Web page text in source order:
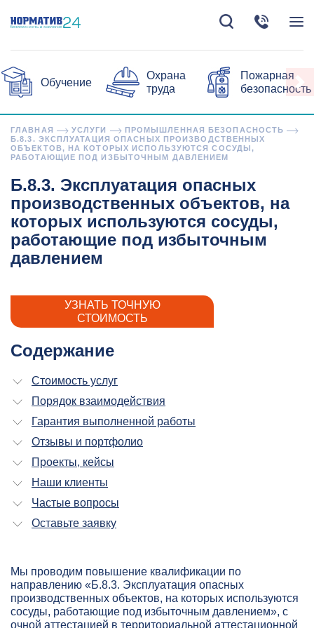
Обучение
Охрана
труда
Пожарная
безопасность
ГЛАВНАЯ УСЛУГИ
ПРОМЫШЛЕННАЯ БЕЗОПАСНОСТЬ
Б.8.3. ЭКСПЛУАТАЦИЯ ОПАСНЫХ ПРОИЗВОДСТВЕННЫХ
ОБЪЕКТОВ, НА КОТОРЫХ ИСПОЛЬЗУЮТСЯ СОСУДЫ,
РАБОТАЮЩИЕ ПОД ИЗБЫТОЧНЫМ ДАВЛЕНИЕМ
Б.8.3. Эксплуатация опасных
производственных объектов, на
которых используются сосуды,
работающие под избыточным
давлением
УЗНАТЬ ТОЧНУЮ
СТОИМОСТЬ
Содержание
Стоимость услуг
Порядок взаимодействия
Гарантия выполненной работы
Отзывы и портфолио
Проекты, кейсы
Наши клиенты
Частые вопросы
Оставьте заявку
Мы проводим повышение квалификации по
направлению «Б.8.3. Эксплуатация опасных
производственных объектов, на которых используются
сосуды, работающие под избыточным давлением», с
очной аттестацией в территориальной аттестационной